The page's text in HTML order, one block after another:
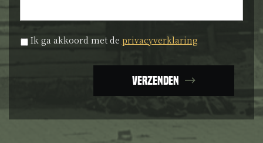
Privacyverklaring *
Ik ga akkoord met de privacyverklaring
Verzenden